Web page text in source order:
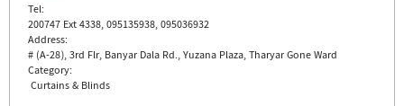
Tel:
200747 Ext 4338, 095135938, 095036932
Address:
# (A-28), 3rd Flr, Banyar Dala Rd., Yuzana Plaza, Tharyar Gone Ward
Category:
Curtains & Blinds